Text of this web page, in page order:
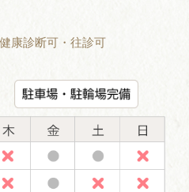
康診断可・往診可